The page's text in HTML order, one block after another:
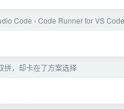
Code › Code Runner for VS
拼，却卡在了方案选择